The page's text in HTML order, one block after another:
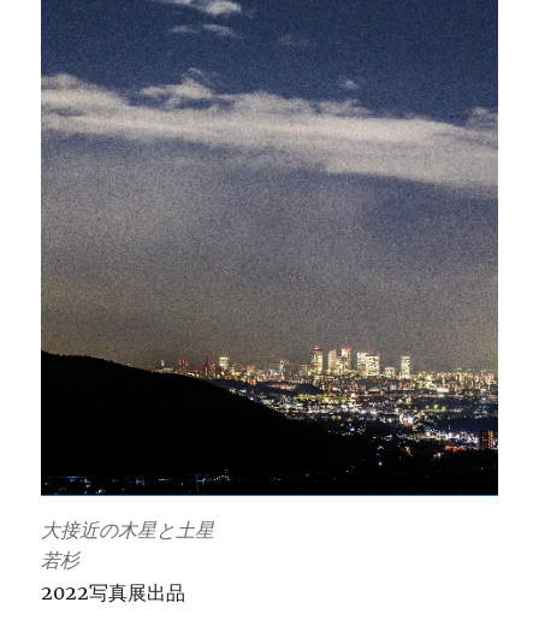
大接近の木星と土星
若杉
2022写真展出品